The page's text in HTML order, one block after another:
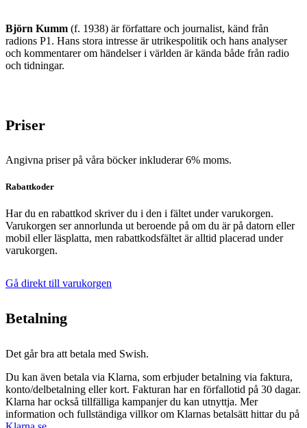
Björn Kumm (f. 1938) är författare och journalist, känd från
radions P1. Hans stora intresse är utrikespolitik och hans analyser
och kommentarer om händelser i världen är kända både från radio
och tidningar.
Priser
Angivna priser på våra böcker inkluderar 6% moms.
Rabattkoder
Har du en rabattkod skriver du i den i fältet under varukorgen.
Varukorgen ser annorlunda ut beroende på om du är på datorn eller
mobil eller läsplatta, men rabattkodsfältet är alltid placerad under
varukorgen.
Gå direkt till varukorgen
Betalning
Det går bra att betala med Swish.
Du kan även betala via Klarna, som erbjuder betalning via faktura,
konto/delbetalning eller kort. Fakturan har en förfallotid på 30 dagar.
Klarna har också tillfälliga kampanjer du kan utnyttja. Mer
information och fullständiga villkor om Klarnas betalsätt hittar du på